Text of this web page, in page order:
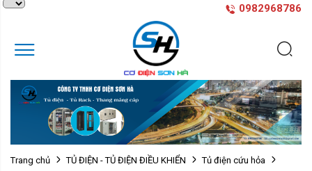
0982968786
Trang chủ TỦ ĐIỆN - TỦ ĐIỆN ĐIỀU KHIỂN
Tủ điện cứu hỏa